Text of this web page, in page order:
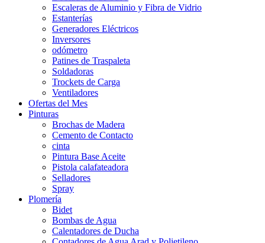
Escaleras de Aluminio y Fibra de Vidrio
Estanterías
Generadores Eléctricos
Inversores
odómetro
Patines de Traspaleta
Soldadoras
Trockets de Carga
Ventiladores
Ofertas del Mes
Pinturas
Brochas de Madera
Cemento de Contacto
cinta
Pintura Base Aceite
Pistola calafateadora
Selladores
Spray
Plomería
Bidet
Bombas de Agua
Calentadores de Ducha